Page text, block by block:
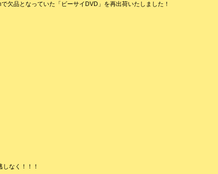
欠品となっていた「ビーサイDVD」を再出荷いたしました！
しなく！！！